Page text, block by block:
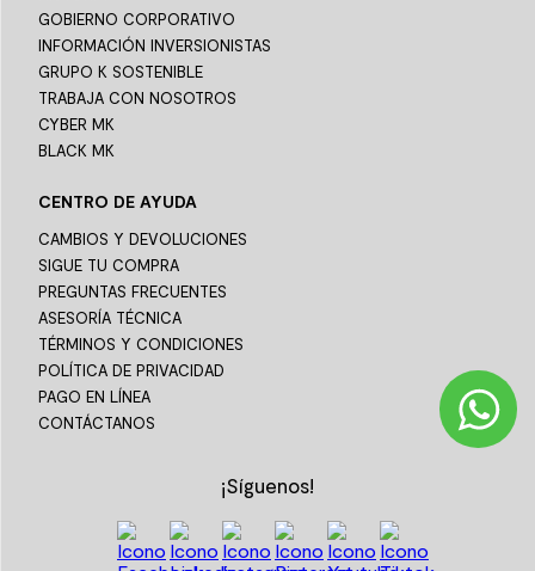
GOBIERNO CORPORATIVO
INFORMACIÓN INVERSIONISTAS
GRUPO K SOSTENIBLE
TRABAJA CON NOSOTROS
CYBER MK
BLACK MK
CENTRO DE AYUDA
CAMBIOS Y DEVOLUCIONES
SIGUE TU COMPRA
PREGUNTAS FRECUENTES
ASESORÍA TÉCNICA
TÉRMINOS Y CONDICIONES
POLÍTICA DE PRIVACIDAD
PAGO EN LÍNEA
CONTÁCTANOS
¡Síguenos!